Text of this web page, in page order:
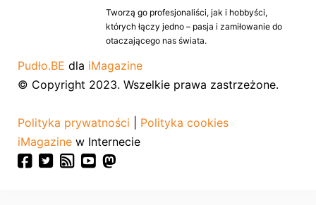
Tworzą go profesjonaliści, jak i hobbyści,
których łączy jedno – pasja i zamiłowanie do
otaczającego nas świata.
Pudło.BE dla iMagazine
© Copyright 2023. Wszelkie prawa zastrzeżone.
Polityka prywatności
Polityka cookies
iMagazine w Internecie